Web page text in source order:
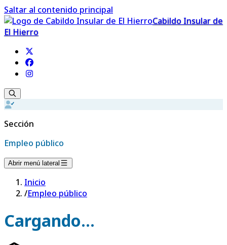
Saltar al contenido principal
Cabildo Insular de
El Hierro
Sección
Empleo público
Abrir menú lateral
Inicio
/Empleo público
Cargando...